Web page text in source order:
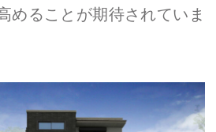
めることが期待されていま